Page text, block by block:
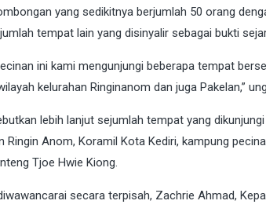
yang sedikitnya berjumlah 50 orang
tempat lain yang disinyalir sebagai bukti
ini kami mengunjungi beberapa tempat
kelurahan Ringinanom dan juga Pakelan,”
lebih lanjut sejumlah tempat yang
Ringin Anom, Koramil Kota Kediri, kampung
Tjoe Hwie Kiong.
secara terpisah, Zachrie Ahmad,